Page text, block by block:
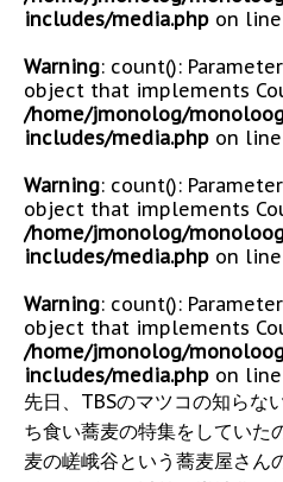
includes/media.php on line
Warning: count():
object that implements
/home/jmonolog/
includes/media.php on line
Warning: count():
object that implements
/home/jmonolog/
includes/media.php on line
Warning: count():
object that implements
/home/jmonolog/
includes/media.php on line
先日、TBSのマツコの知らな
ち食い蕎麦の特集をしていた
麦の嵯峨谷という蕎麦屋さん